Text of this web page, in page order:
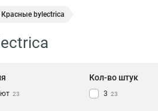
bylectrica
23
Кол-во штук
3 23